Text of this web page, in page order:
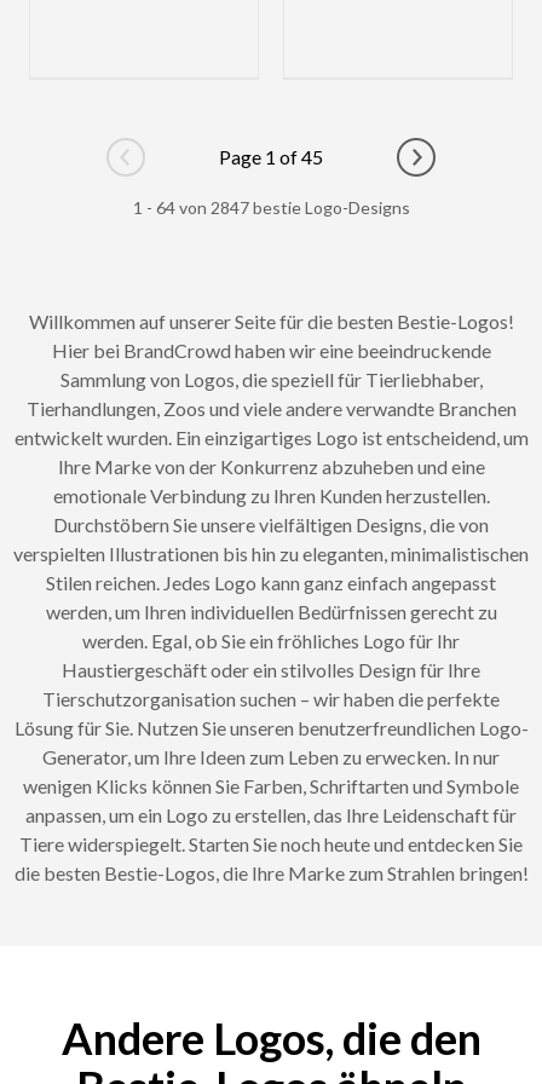
Go to previous page
Page 1 of 45
Go to next
1 - 64 von 2847 bestie Logo-Designs
Willkommen auf unserer Seite für die besten Bestie-Logos!
Hier bei BrandCrowd haben wir eine beeindruckende
Sammlung von Logos, die speziell für Tierliebhaber,
Tierhandlungen, Zoos und viele andere verwandte Branchen
entwickelt wurden. Ein einzigartiges Logo ist entscheidend, um
Ihre Marke von der Konkurrenz abzuheben und eine
emotionale Verbindung zu Ihren Kunden herzustellen.
Durchstöbern Sie unsere vielfältigen Designs, die von
verspielten Illustrationen bis hin zu eleganten, minimalistischen
Stilen reichen. Jedes Logo kann ganz einfach angepasst
werden, um Ihren individuellen Bedürfnissen gerecht zu
werden. Egal, ob Sie ein fröhliches Logo für Ihr
Haustiergeschäft oder ein stilvolles Design für Ihre
Tierschutzorganisation suchen – wir haben die perfekte
Lösung für Sie. Nutzen Sie unseren benutzerfreundlichen Logo-
Generator, um Ihre Ideen zum Leben zu erwecken. In nur
wenigen Klicks können Sie Farben, Schriftarten und Symbole
anpassen, um ein Logo zu erstellen, das Ihre Leidenschaft für
Tiere widerspiegelt. Starten Sie noch heute und entdecken Sie
die besten Bestie-Logos, die Ihre Marke zum Strahlen bringen!
Andere Logos, die den